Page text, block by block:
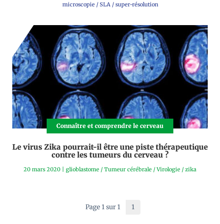
microscopie/ SLA / super-résolution
Connaître et comprendre le cerveau
Le virus Zika pourrait-il être une piste thérapeutique
contre les tumeurs du cerveau ?
20 mars 2020 glioblastome / Tumeur cérébrale / Virologie / zika
Page 1 sur 1 1